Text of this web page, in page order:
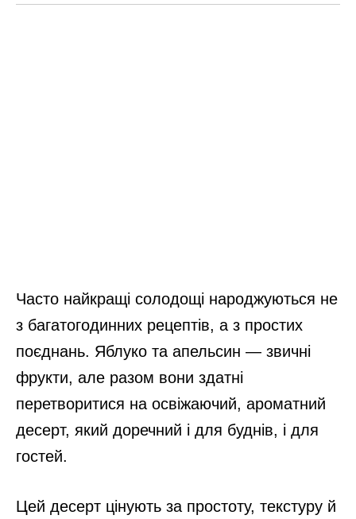
Часто найкращі солодощі народжуються не
з багатогодинних рецептів, а з простих
поєднань. Яблуко та апельсин — звичні
фрукти, але разом вони здатні
перетворитися на освіжаючий, ароматний
десерт, який доречний і для буднів, і для
гостей.
Цей десерт цінують за простоту, текстуру й